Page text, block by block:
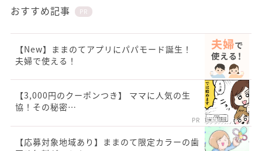
おすすめ記事 PR
【New】ままのてアプリにパパモード誕生！
夫婦で使える！
【3,000円のクーポンつき】 ママに人気の生
協！その秘密…
PR
【応募対象地域あり】ままのて限定カラーの歯